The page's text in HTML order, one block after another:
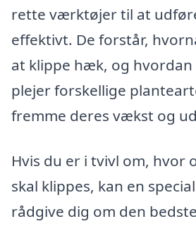
rette værktøjer til at
effektivt. De forstår,
at klippe hæk, og hvordan
plejer forskellige
fremme deres vækst og
Hvis du er i tvivl om, hvor
skal klippes, kan en
rådgive dig om den